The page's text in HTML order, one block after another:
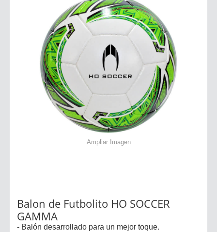
Ampliar Imagen
Balon de Futbolito HO SOCCER
GAMMA
- Balón desarrollado para un mejor toque.